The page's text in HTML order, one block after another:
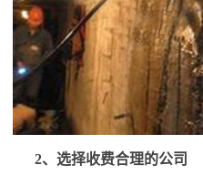
2、选择收费合理的公司